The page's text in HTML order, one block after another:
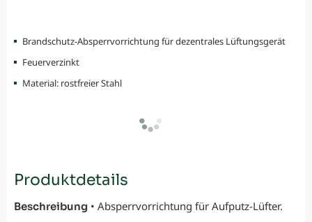
Brandschutz-Absperrvorrichtung für dezentrales Lüftungsgerät
Feuerverzinkt
Material: rostfreier Stahl
Produktdetails
Beschreibung • Absperrvorrichtung für Aufputz-Lüfter.